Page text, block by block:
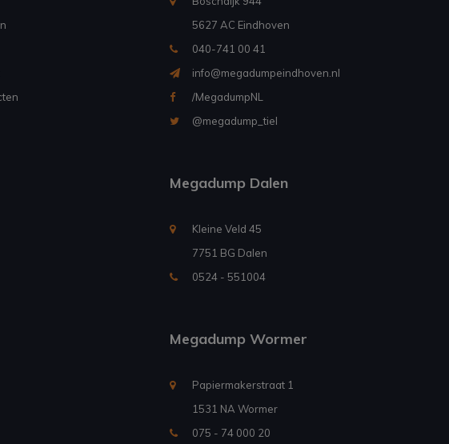
5627 AC Eindhoven
040-741 00 41
info@megadumpeindhoven.nl
/MegadumpNL
@megadump_tiel
Megadump Dalen
Kleine Veld 45
7751 BG Dalen
0524 - 551004
Megadump Wormer
Papiermakerstraat 1
1531 NA Wormer
075 - 74 000 20